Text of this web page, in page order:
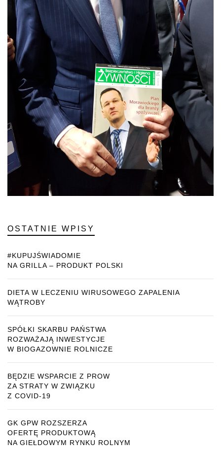
OSTATNIE WPISY
#KUPUJŚWIADOMIE
NA GRILLA – PRODUKT POLSKI
DIETA W LECZENIU WIRUSOWEGO ZAPALENIA
WĄTROBY
SPÓŁKI SKARBU PAŃSTWA
ROZWAŻAJĄ INWESTYCJE
W BIOGAZOWNIE ROLNICZE
BĘDZIE WSPARCIE Z PROW
ZA STRATY W ZWIĄZKU
Z COVID-19
GK GPW ROZSZERZA
OFERTĘ PRODUKTOWĄ
NA GIEŁDOWYM RYNKU ROLNYM